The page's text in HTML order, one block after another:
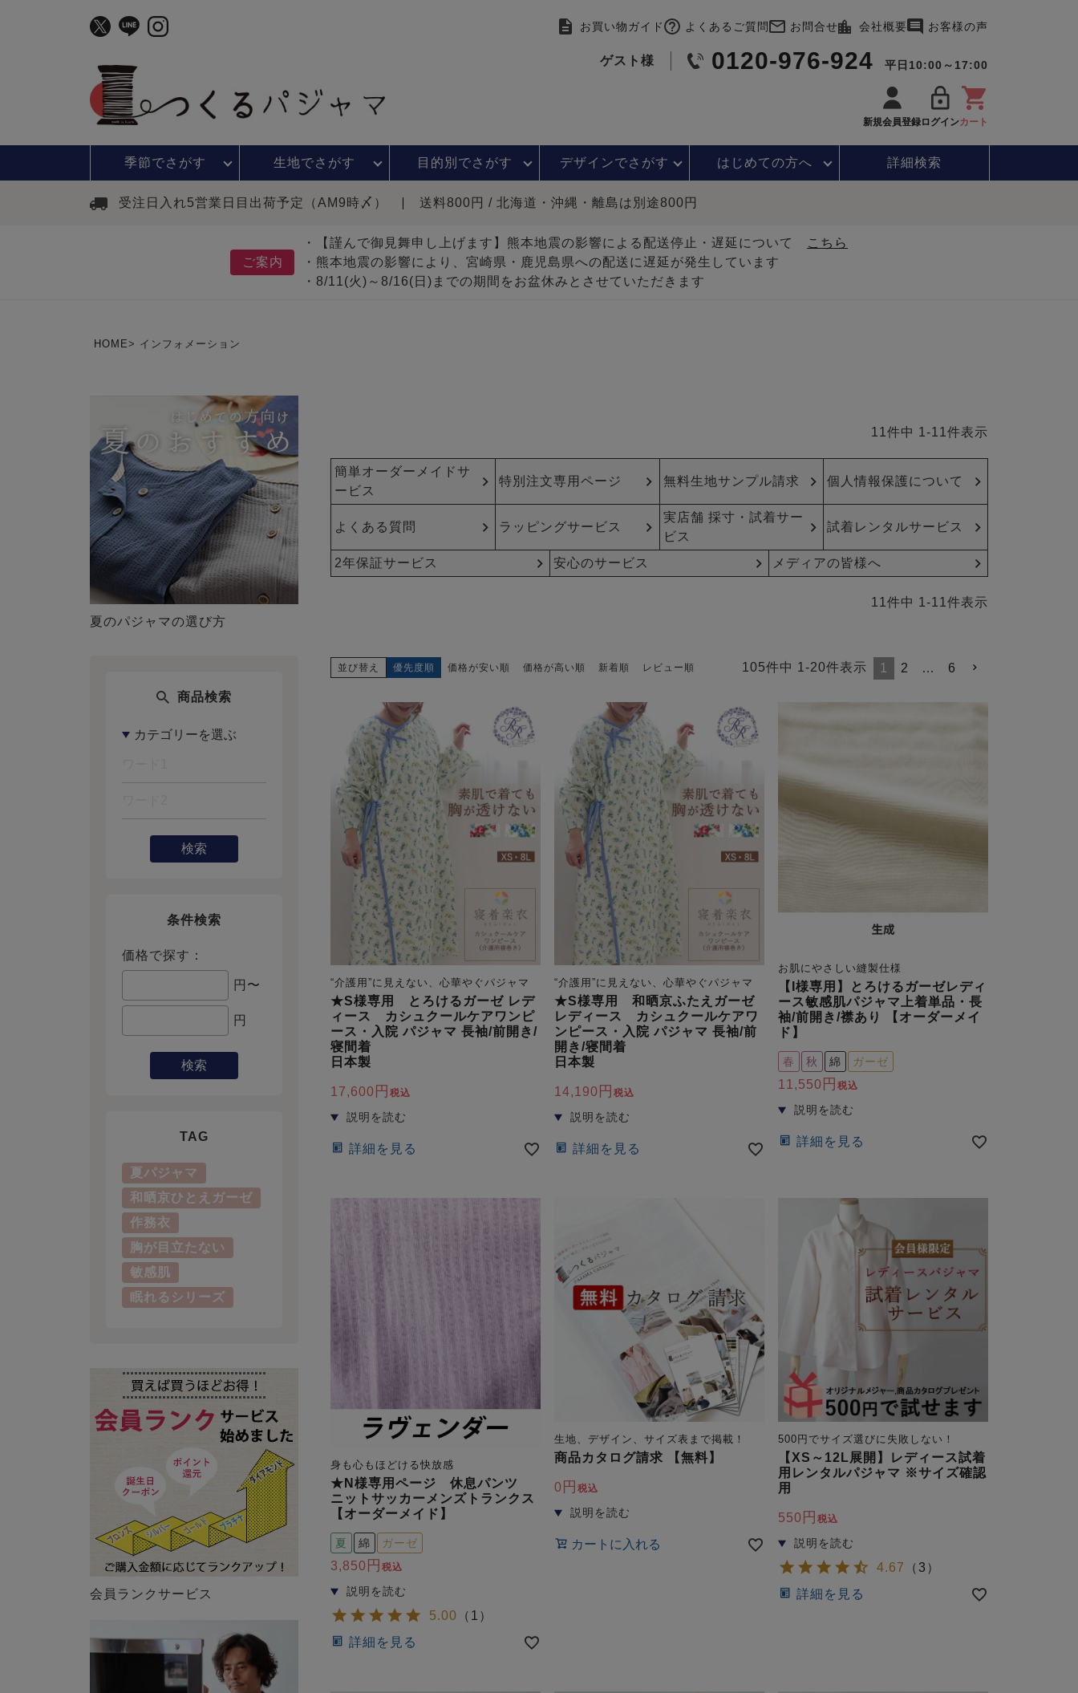
お買い物ガイド よくあるご質問 お問合せ 会社概要 お客様の声
ゲスト様 0120-976-924 平日10:00～17:00
新規会員登録ログインカート
季節でさがす 生地でさがす 目的別でさがす デザインでさがす はじめての方へ 詳細検索
受注日入れ5営業日目出荷予定（AM9時〆） 送料800円 / 北海道・沖縄・離島は別途800円
ご案内
・【謹んで御見舞申し上げます】熊本地震の影響による配送停止・遅延について
こちら
・熊本地震の影響により、宮崎県・鹿児島県への配送に遅延が発生しています
・8/11(火)～8/16(日)までの期間をお盆休みとさせていただきます
HOME インフォメーション
夏のパジャマの選び方
商品検索
検索
条件検索
価格で探す：
円〜
円
検索
TAG
夏パジャマ
和晒京ひとえガーゼ
作務衣
胸が目立たない
敏感肌
眠れるシリーズ
会員ランクサービス
11 件中 1 -11 件表示
簡単オーダーメイドサ
ービス
特別注文専用ページ 無料生地サンプル請求 個人情報保護について
よくある質問 ラッピングサービス
実店舗 採寸・試着サー
ビス
試着レンタルサービス
2年保証サービス 安心のサービス メディアの皆様へ
11 件中 1 -11 件表示
並び替え 優先度順 価格が安い順 価格が高い順 新着順 レビュー順 105件中 1 -20件表示 1 2 … 6
“介護用”に見えない、心華やぐパジャマ
★S様専用 とろけるガーゼ レデ
ィース カシュクールケアワンピ
ース・入院 パジャマ 長袖/前開き/
寝間着
日本製
17,600 税込
詳細を見る
“介護用”に見えない、心華やぐパジャマ
★S様専用 和晒京ふたえガーゼ
レディース カシュクールケアワ
ンピース・入院 パジャマ 長袖/前
開き/寝間着
日本製
14,190 税込
詳細を見る
お肌にやさしい縫製仕様
【I様専用】とろけるガーゼレディ
ース敏感肌パジャマ上着単品・長
袖/前開き/襟あり 【オーダーメイ
ド】
春 秋 綿 ガーゼ
11,550 税込
詳細を見る
身も心もほどける快放感
★N様専用ページ 休息パンツ
ニットサッカーメンズトランクス
【オーダーメイド】
夏 綿 ガーゼ
3,850 税込
5.00 （ 1 ）
詳細を見る
生地、デザイン、サイズ表まで掲載！
商品カタログ請求 【無料】
0 税込
カートに入れる
500円でサイズ選びに失敗しない！
【XS～12L展開】レディース試着
用レンタルパジャマ ※サイズ確認
用
550 税込
4.67 （3 ）
詳細を見る